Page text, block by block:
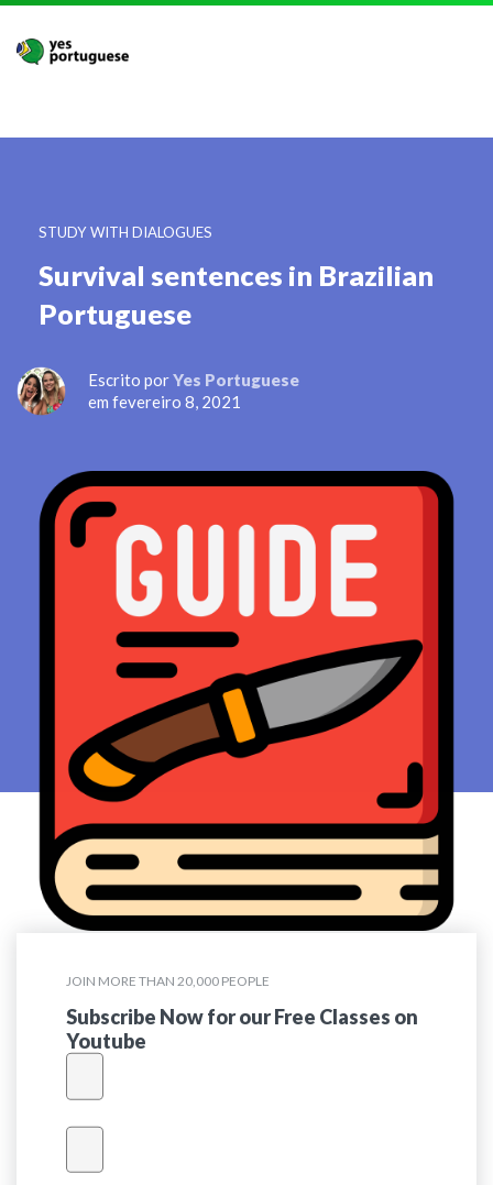
STUDY WITH DIALOGUES
Survival sentences in Brazilian
Portuguese
Escrito porYes Portuguese
em fevereiro 8, 2021
JOIN MORE THAN 20,000 PEOPLE
Subscribe Now for our Free Classes on
Youtube